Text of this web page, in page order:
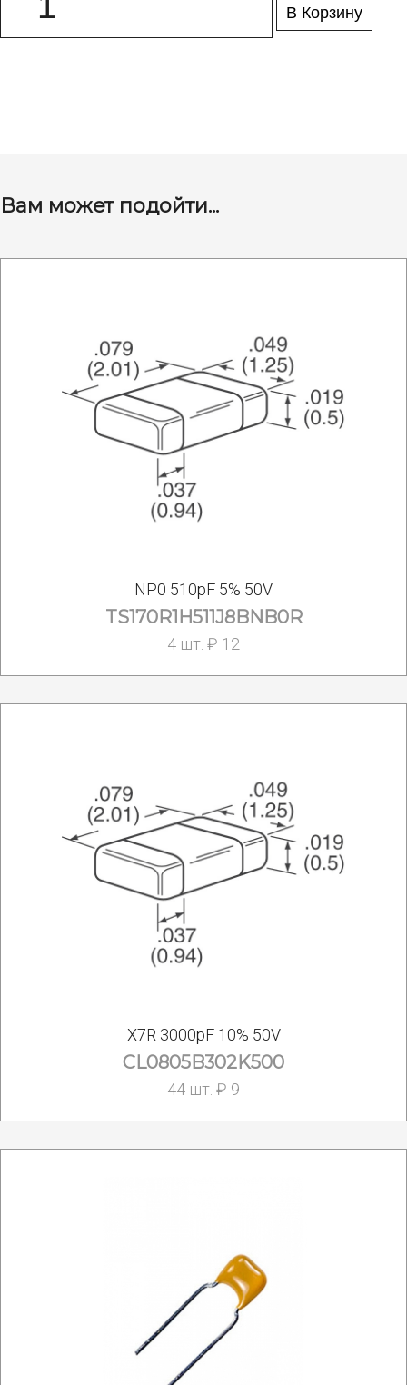
В Корзину
Вам может подойти...
NP0 510pF 5% 50V
TS170R1H511J8BNB0R
4 шт. ₽ 12
X7R 3000pF 10% 50V
CL0805B302K500
44 шт. ₽ 9